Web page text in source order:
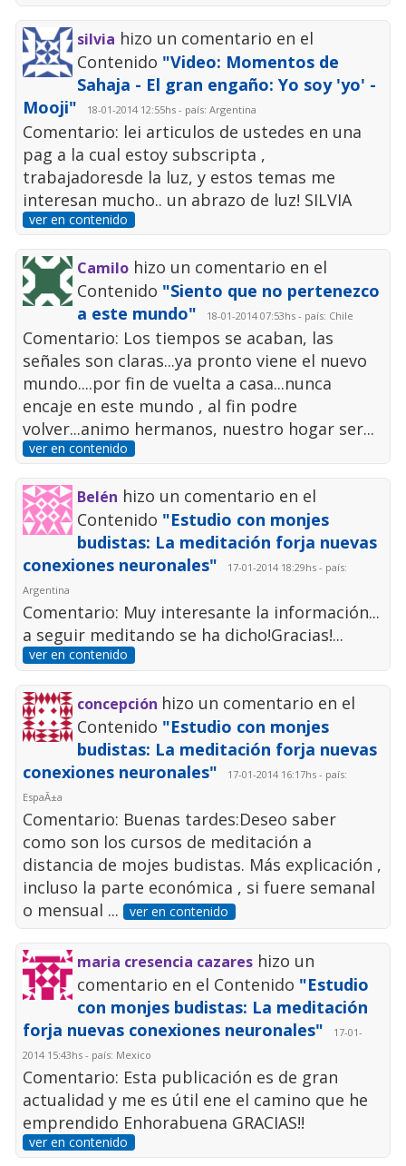
silvia hizo un comentario en el
Contenido "Video: Momentos de
Sahaja - El gran engaño: Yo soy 'yo' -
Mooji"
18-01-2014 12:55hs - país: Argentina
Comentario: lei articulos de ustedes en una
pag a la cual estoy subscripta ,
trabajadoresde la luz, y estos temas me
interesan mucho.. un abrazo de luz! SILVIA
ver en contenido
Camilo hizo un comentario en el
Contenido "Siento que no pertenezco
a este mundo"
18-01-2014 07:53hs - país: Chile
Comentario: Los tiempos se acaban, las
señales son claras...ya pronto viene el nuevo
mundo....por fin de vuelta a casa...nunca
encaje en este mundo , al fin podre
volver...animo hermanos, nuestro hogar ser...
ver en contenido
Belén hizo un comentario en el
Contenido "Estudio con monjes
budistas: La meditación forja nuevas
conexiones neuronales"
17-01-2014 18:29hs - país:
Argentina
Comentario: Muy interesante la información...
a seguir meditando se ha dicho!Gracias!...
ver en contenido
concepción hizo un comentario en el
Contenido "Estudio con monjes
budistas: La meditación forja nuevas
conexiones neuronales"
17-01-2014 16:17hs - país:
EspaÃ±a
Comentario: Buenas tardes:Deseo saber
como son los cursos de meditación a
distancia de mojes budistas. Más explicación ,
incluso la parte económica , si fuere semanal
o mensual ...
ver en contenido
maria cresencia cazares hizo un
comentario en el Contenido "Estudio
con monjes budistas: La meditación
forja nuevas conexiones neuronales"
17-01-
2014 15:43hs - país: Mexico
Comentario: Esta publicación es de gran
actualidad y me es útil ene el camino que he
emprendido Enhorabuena GRACIAS!!
ver en contenido